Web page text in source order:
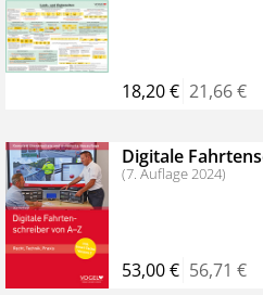
Bestellen Sie jetzt das
Kennenlern-Abo für zwei
Monaten brauchen Sie nichts
Abonnement endet
weiteren Verpflichtungen.
18,20 € 21,66 €
Digitale
(7. Auflage 2024)
53,00 € 56,71 €